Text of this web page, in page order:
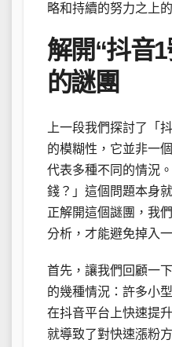
略和持續的努力之上的
解開“抖音
的謎團
上一段我們探討了「
的模糊性，它並非一
代表多種不同的情況
錢？」這個問題本身
正解開這個謎團，我
分析，才能避免掉入
首先，讓我們回顧一
的幾種情況：許多小
在抖音平台上快速提
就導致了對快速漲粉